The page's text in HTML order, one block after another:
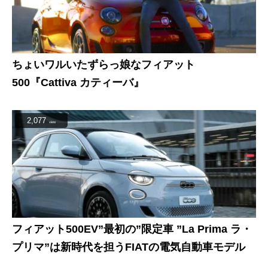
ちょいワルいたずらっ娘なフィアット
500『Cattiva カティーバ』
2,077 view
フィアット500EV”最初の”限定車 ”La Prima ラ・
プリマ”は新時代を担うFIATの電気自動車モデル